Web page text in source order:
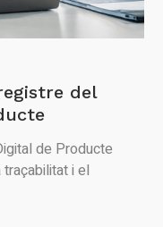
del
de Producte
i el